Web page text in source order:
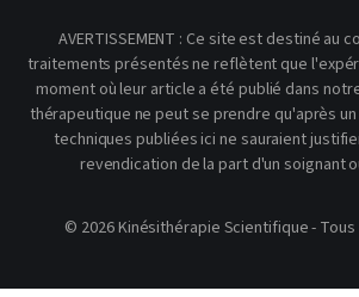
AVERTISSEMENT : Ce site est destiné au
traitements présentés ne reflètent que
moment où leur article a été publié dans
thérapeutique ne peut se prendre qu'après un
techniques publiées ici ne sauraient
revendication de la part d'un soignant
© 2026 Kinésithérapie Scientifique -